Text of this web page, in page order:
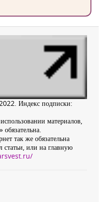
Индекс подписки:
материалов,
обязательна.
так же обязательна
статьи, или на главную